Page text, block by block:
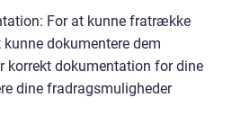
For at kunne fratrække
dokumentere dem
korrekt dokumentation for dine
dine fradragsmuligheder